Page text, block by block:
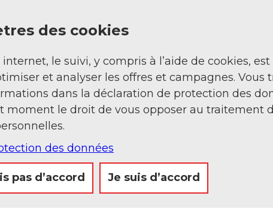
des cookies
internet, le suivi, y compris à l’aide de cookies,
et analyser les offres et campagnes. Vous
dans la déclaration de protection des
moment le droit de vous opposer au traitement
des données
pas d’accord Je suis d’accord